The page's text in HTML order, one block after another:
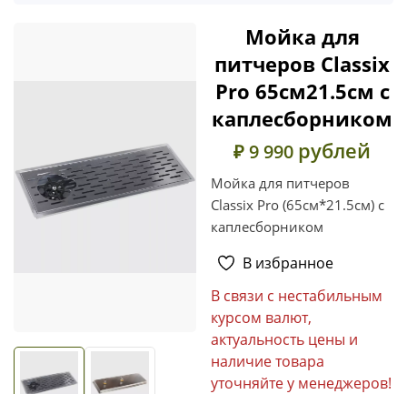
Мойка для
питчеров Classix
Pro 65см21.5см с
каплесборником
₽ 9 990 рублей
Мойка для питчеров
Classix Pro (65см*21.5см) с
каплесборником
В избранное
В связи с нестабильным
курсом валют,
актуальность цены и
наличие товара
уточняйте у менеджеров!